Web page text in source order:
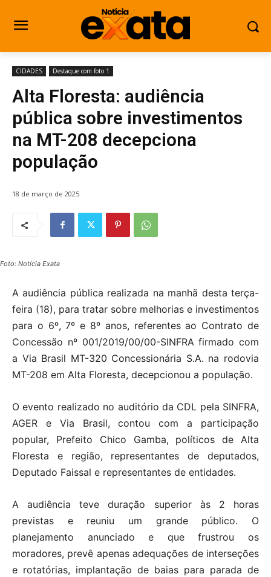
CIDADES Destaque com foto 1
Alta Floresta: audiência
pública sobre investimentos
na MT-208 decepciona
população
18 de março de 2025
Foto: Notícia Exata
A audiência pública realizada na manhã desta terça-
feira (18), para tratar sobre melhorias e investimentos
para o 6º, 7º e 8º anos, referentes ao Contrato de
Concessão nº 001/2019/00/00-SINFRA firmado com
a Via Brasil MT-320 Concessionária S.A. na rodovia
MT-208 em Alta Floresta, decepcionou a população.
O evento realizado no auditório da CDL pela SINFRA,
AGER e Via Brasil, contou com a participação
popular, Prefeito Chico Gamba, políticos de Alta
Floresta e região, representantes de deputados,
Deputado Faissal e representantes de entidades.
A audiência teve duração superior às 2 horas
previstas e reuniu um grande público. O
planejamento anunciado e que frustrou os
moradores, prevê apenas adequações de interseções
e rotatórias, implantação de baias para parada de